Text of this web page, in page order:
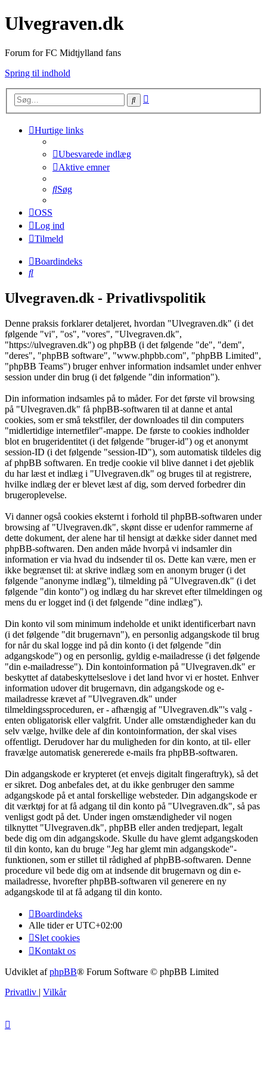
Ulvegraven.dk
Forum for FC Midtjylland fans
Spring til indhold
Søg
Hurtige links
Ubesvarede indlæg
Aktive emner
Søg
OSS
Log ind
Tilmeld
Boardindeks
Søg
Ulvegraven.dk - Privatlivspolitik
Denne praksis forklarer detaljeret, hvordan "Ulvegraven.dk" (i det
følgende "vi", "os", "vores", "Ulvegraven.dk",
"https://ulvegraven.dk") og phpBB (i det følgende "de", "dem",
"deres", "phpBB software", "www.phpbb.com", "phpBB Limited",
"phpBB Teams") bruger enhver information indsamlet under enhver
session under din brug (i det følgende "din information").
Din information indsamles på to måder. For det første vil browsing
på "Ulvegraven.dk" få phpBB-softwaren til at danne et antal
cookies, som er små tekstfiler, der downloades til din computers
"midlertidige internetfiler"-mappe. De første to cookies indholder
blot en brugeridentitet (i det følgende "bruger-id") og et anonymt
session-ID (i det følgende "session-ID"), som automatisk tildeles dig
af phpBB softwaren. En tredje cookie vil blive dannet i det øjeblik
du har læst et indlæg i "Ulvegraven.dk" og bruges til at registrere,
hvilke indlæg der er blevet læst af dig, som derved forbedrer din
brugeroplevelse.
Vi danner også cookies eksternt i forhold til phpBB-softwaren under
browsing af "Ulvegraven.dk", skønt disse er udenfor rammerne af
dette dokument, der alene har til hensigt at dække sider dannet med
phpBB-softwaren. Den anden måde hvorpå vi indsamler din
information er via hvad du indsender til os. Dette kan være, men er
ikke begrænset til: at skrive indlæg som en anonym bruger (i det
følgende "anonyme indlæg"), tilmelding på "Ulvegraven.dk" (i det
følgende "din konto") og indlæg du har skrevet efter tilmeldingen og
mens du er logget ind (i det følgende "dine indlæg").
Din konto vil som minimum indeholde et unikt identificerbart navn
(i det følgende "dit brugernavn"), en personlig adgangskode til brug
for når du skal logge ind på din konto (i det følgende "din
adgangskode") og en personlig, gyldig e-mailadresse (i det følgende
"din e-mailadresse"). Din kontoinformation på "Ulvegraven.dk" er
beskyttet af databeskyttelseslove i det land hvor vi er hostet. Enhver
information udover dit brugernavn, din adgangskode og e-
mailadresse krævet af "Ulvegraven.dk" under
tilmeldingssproceduren, er - afhængig af "Ulvegraven.dk"'s valg -
enten obligatorisk eller valgfrit. Under alle omstændigheder kan du
selv vælge, hvilke dele af din kontoinformation, der skal vises
offentligt. Derudover har du muligheden for din konto, at til- eller
fravælge automatisk genererede e-mails fra phpBB-softwaren.
Din adgangskode er krypteret (et envejs digitalt fingeraftryk), så det
er sikret. Dog anbefales det, at du ikke genbruger den samme
adgangskode på et antal forskellige websteder. Din adgangskode er
dit værktøj for at få adgang til din konto på "Ulvegraven.dk", så pas
venligst godt på det. Under ingen omstændigheder vil nogen
tilknyttet "Ulvegraven.dk", phpBB eller anden tredjepart, legalt
bede dig om din adgangskode. Skulle du have glemt adgangskoden
til din konto, kan du bruge "Jeg har glemt min adgangskode"-
funktionen, som er stillet til rådighed af phpBB-softwaren. Denne
procedure vil bede dig om at indsende dit brugernavn og din e-
mailadresse, hvorefter phpBB-softwaren vil generere en ny
adgangskode til at få adgang til din konto.
Boardindeks
Alle tider erUTC+02:00
Slet cookies
Kontakt os
Udviklet afphpBB® Forum Software © phpBB Limited
Privatliv | Vilkår